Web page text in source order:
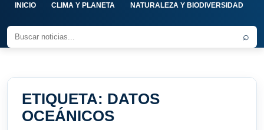
INICIO CLIMA Y PLANETA NATURALEZA Y BIODIVERSIDAD
⌕
ETIQUETA: DATOS
OCEÁNICOS